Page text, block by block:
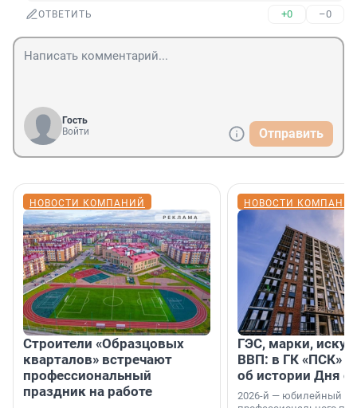
ОТВЕТИТЬ +0 –0
Гость
Войти
Отправить
НОВОСТИ КОМПАНИЙ
Строители «Образцовых
кварталов» встречают
профессиональный
праздник на работе
НОВОСТИ
ГЭС, марки,
ВВП: в ГК «ПСК»
об истории Дня
2026-й — юбилейный